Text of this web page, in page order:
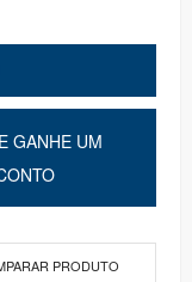
GANHE UM
PRODUTO